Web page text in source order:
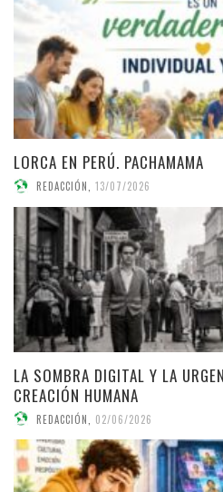
LORCA EN PERÚ. PACHAMAMA
REDACCIÓN 13/07/2026
LA SOMBRA DIGITAL Y LA
CREACIÓN HUMANA
REDACCIÓN 02/06/2026